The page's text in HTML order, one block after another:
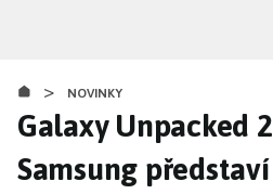
obsahu
> NOVINKY
Galaxy Unpacked
Samsung